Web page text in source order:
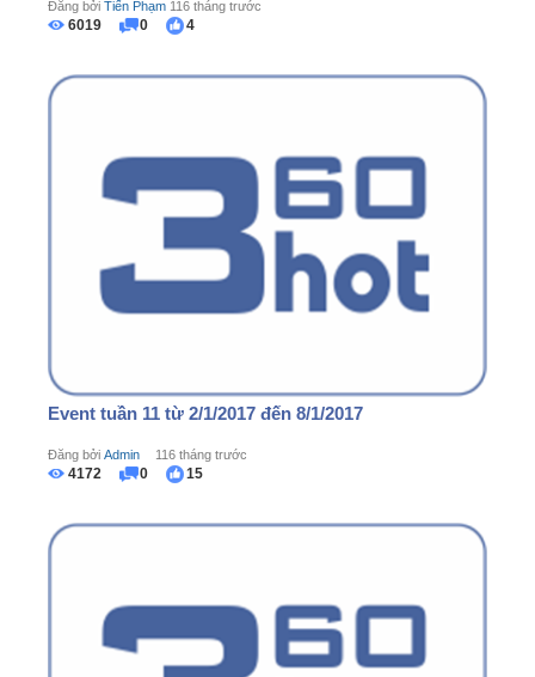
Đăng bởi Tiến Phạm 116 tháng trước
6019 0 4
Event tuần 11 từ 2/1/2017 đến 8/1/2017
Đăng bởi Admin 116 tháng trước
4172 0 15